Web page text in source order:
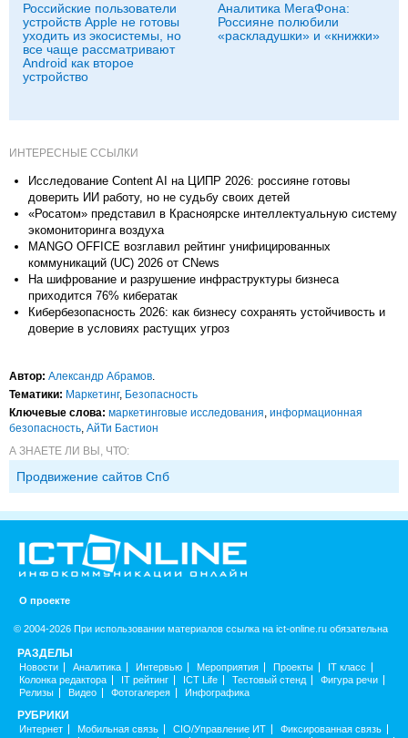
Российские пользователи
устройств Apple не готовы
уходить из экосистемы, но
все чаще рассматривают
Android как второе
устройство
Аналитика МегаФона:
Россияне полюбили
«раскладушки» и «книжки»
ИНТЕРЕСНЫЕ ССЫЛКИ
Исследование Content AI на ЦИПР 2026: россияне готовы
доверить ИИ работу, но не судьбу своих детей
«Росатом» представил в Красноярске интеллектуальную систему
экомониторинга воздуха
MANGO OFFICE возглавил рейтинг унифицированных
коммуникаций (UC) 2026 от CNews
На шифрование и разрушение инфраструктуры бизнеса
приходится 76% кибератак
Кибербезопасность 2026: как бизнесу сохранять устойчивость и
доверие в условиях растущих угроз
Автор: Александр Абрамов.
Тематики: Маркетинг, Безопасность
Ключевые слова: маркетинговые исследования, информационная
безопасность, АйТи Бастион
А ЗНАЕТЕ ЛИ ВЫ, ЧТО:
Продвижение сайтов Спб
О проекте
© 2004-2026 При использовании материалов ссылка на ict-online.ru обязательна
РАЗДЕЛЫ
Новости Аналитика Интервью Мероприятия Проекты
IT класс
Колонка редактора
IT рейтинг ICT Life Тестовый стенд
Фигура речи
Релизы
Видео Фотогалерея Инфографика
РУБРИКИ
Интернет Мобильная связь CIO/Управление ИТ
Фиксированная связь